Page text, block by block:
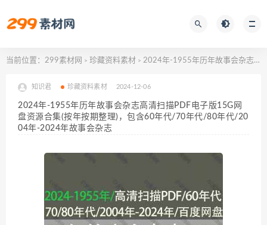
当前位置： 299素材网 > 珍藏资料素材 > 2024年-1955年历年故事会杂志高清扫描PDF电子版15G网盘资源合集(按年按期整理)，包含60年代/70年代/80年代/2004年-2024年故事会杂志
知识君 珍藏资料素材 2024-12-06
2024年-1955年历年故事会杂志高清扫描PDF电子版15G网
盘资源合集(按年按期整理)，包含60年代/70年代/80年代/20
04年-2024年故事会杂志